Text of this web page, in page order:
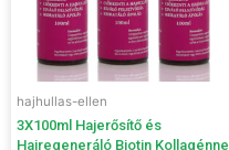
hajhullas-ellen
3X100ml Hajerősítő és
Hajregeneráló Biotin Kollagénnel